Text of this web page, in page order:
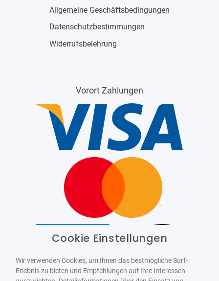
Allgemeine Geschäftsbedingungen
Datenschutzbestimmungen
Widerrufsbelehrung
Vorort Zahlungen
WCAG-2.1-AA
Cookie Einstellungen
Wir verwenden Cookies, um Ihnen das bestmögliche Surf-
Erlebnis zu bieten und Empfehlungen auf Ihre Interessen